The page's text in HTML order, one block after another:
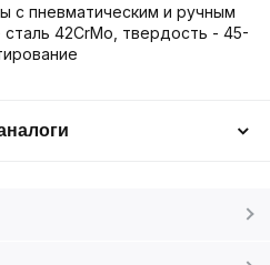
с пневматическим и ручным
42CrMo, твердость - 45-